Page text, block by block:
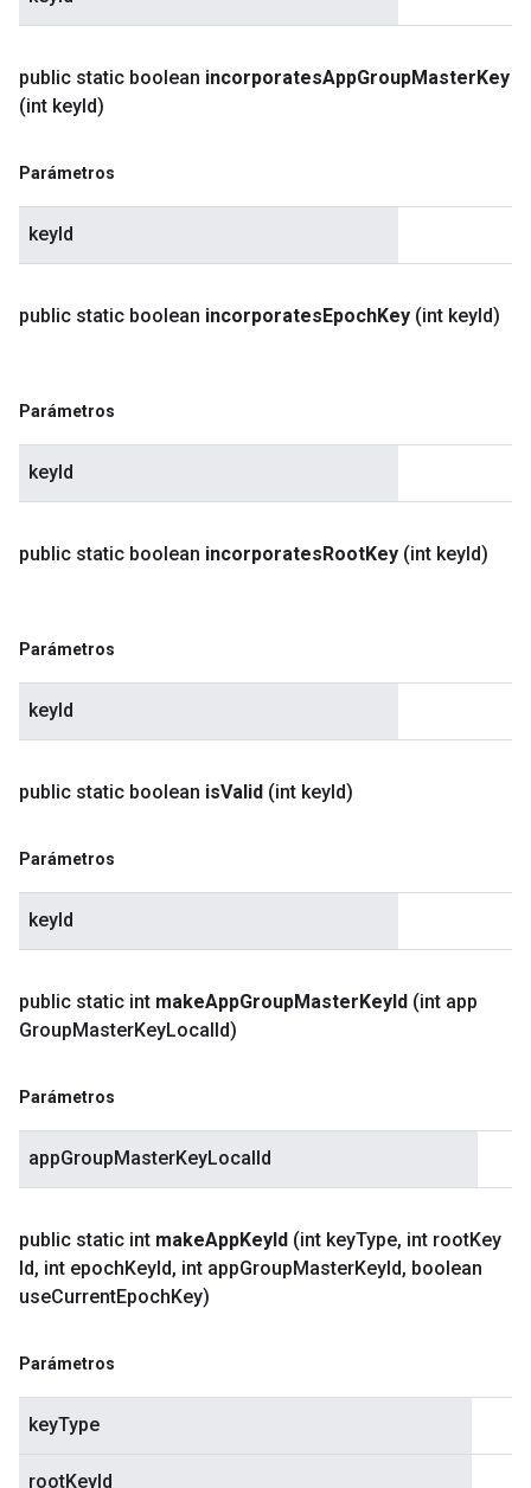
public static boolean incorporatesAppGroupMasterKey
(int keyId)
Parámetros
keyId
public static boolean incorporatesEpochKey (int keyId)
Parámetros
keyId
public static boolean incorporatesRootKey (int keyId)
Parámetros
keyId
public static boolean isValid (int keyId)
Parámetros
keyId
public static int makeAppGroupMasterKeyId (int app
GroupMasterKeyLocalId)
Parámetros
appGroupMasterKeyLocalId
public static int makeAppKeyId (int keyType, int rootKey
Id, int epochKeyId, int appGroupMasterKeyId, boolean
useCurrentEpochKey)
Parámetros
keyType
rootKeyId